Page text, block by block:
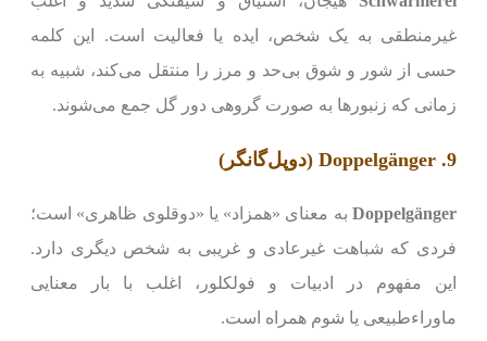
غیرمنطقی به یک شخص، ایده یا فعالیت است. این کلمه
حسی از شور و شوق بی‌حد و مرز را منتقل می‌کند، شبیه به
زمانی که زنبورها به صورت گروهی دور گل جمع می‌شوند.
9. Doppelgänger (دوپل‌گانگر)
Doppelgänger به معنای «همزاد» یا «دوقلوی ظاهری» است؛
فردی که شباهت غیرعادی و غریبی به شخص دیگری دارد.
این مفهوم در ادبیات و فولکلور، اغلب با بار معنایی
ماوراءطبیعی یا شوم همراه است.